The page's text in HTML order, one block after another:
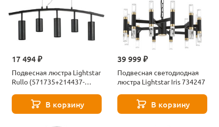
17 494 ₽
Подвесная люстра Lightstar
Rullo (571735+214437-
В корзину
39 999 ₽
Подвесная светодиодная
люстра Lightstar Iris 734247
В корзину